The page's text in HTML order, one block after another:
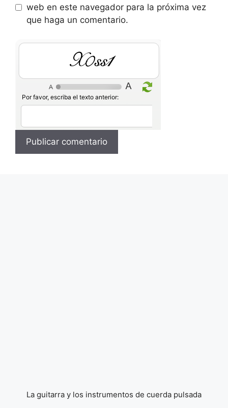
web en este navegador para la próxima vez
que haga un comentario.
4LSSU
Por favor, escriba el texto anterior:
La guitarra y los instrumentos de cuerda pulsada